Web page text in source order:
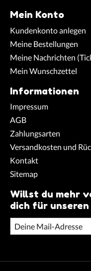
Mein Konto
Kundenkonto anlegen
Meine Bestellungen
Meine Nachrichten
Mein Wunschzettel
Informationen
Impressum
AGB
Zahlungsarten
Versandkosten und
Kontakt
Sitemap
Willst du mehr
dich für